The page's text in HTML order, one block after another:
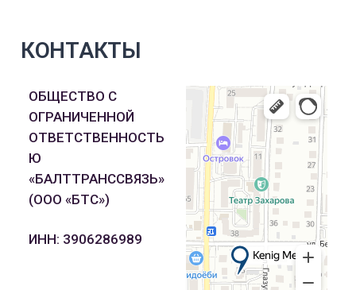
КОНТАКТЫ
ОБЩЕСТВО С
ОГРАНИЧЕННОЙ
ОТВЕТСТВЕННОСТЬ
Ю
«БАЛТТРАНССВЯЗЬ»
(ООО «БТС»)
ИНН: 3906286989